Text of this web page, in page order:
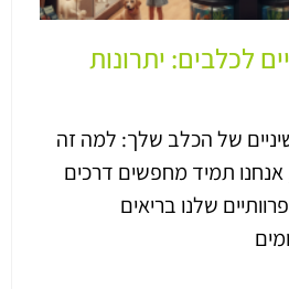
לכלבים: יתרונות
של הכלב שלך: למה זה
תמיד מחפשים דרכים
שלנו בריאים